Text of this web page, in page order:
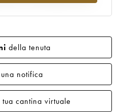
1953
1952
1948
1947
1942
della tenuta
notifica
cantina virtuale